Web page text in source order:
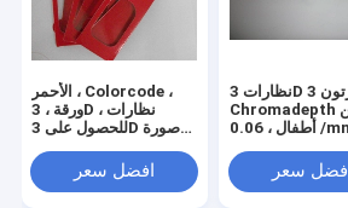
الأحمر ، Colorcode ،
ورقة ، 3D نظارات ،
للحصول على 3D صورة
افضل سعر
نظارات 3D كرتون 3D
Chromadepth للبالغين
/ أطفال ، 0.06mm
افضل سعر